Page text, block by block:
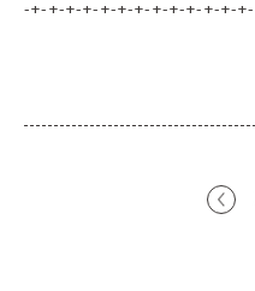
-+-+-+-+-+-+-+-+-+-+-+-+-